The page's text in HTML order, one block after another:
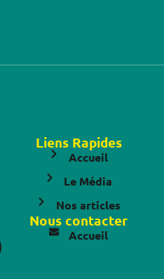
Liens Rapides
Accueil
Le Média
Nos articles
Nous contacter
Accueil